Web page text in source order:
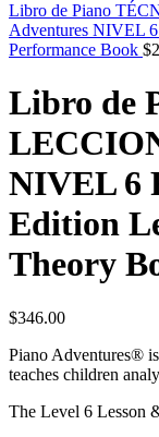
Libro de Piano
Adventures NIVEL
Performance Book $
Libro de
NIVEL 6
Edition
Theory
$346.00
Piano Adventures®
teaches children
The Level 6 Lesson